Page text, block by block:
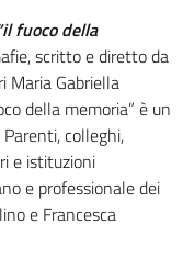
fuoco della
scritto e diretto da
Maria Gabriella
della memoria” è un
colleghi,
e istituzioni
e professionale dei
e Francesca